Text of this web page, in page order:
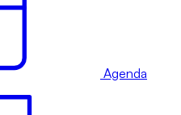
Agenda